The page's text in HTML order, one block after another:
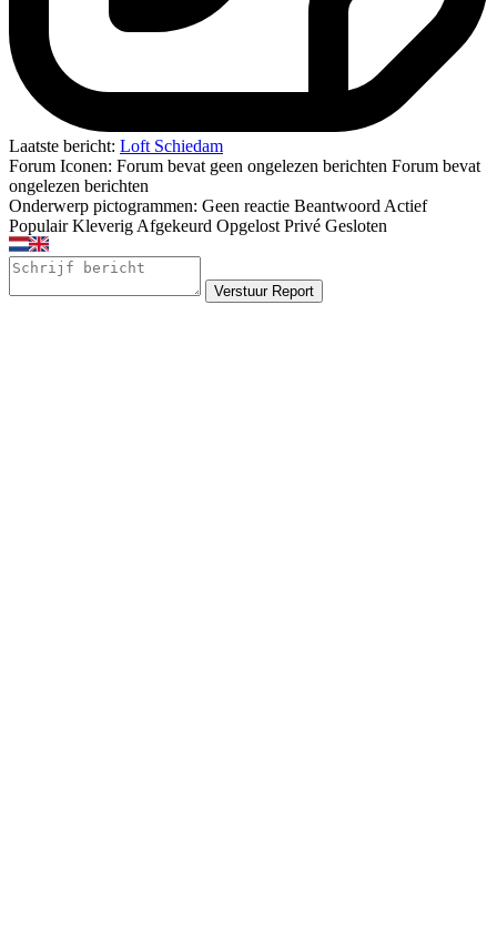
Laatste bericht: Loft Schiedam
Forum Iconen: Forum bevat geen ongelezen berichten Forum bevat
ongelezen berichten
Onderwerp pictogrammen: Geen reactie Beantwoord Actief
Populair Kleverig Afgekeurd Opgelost Privé Gesloten